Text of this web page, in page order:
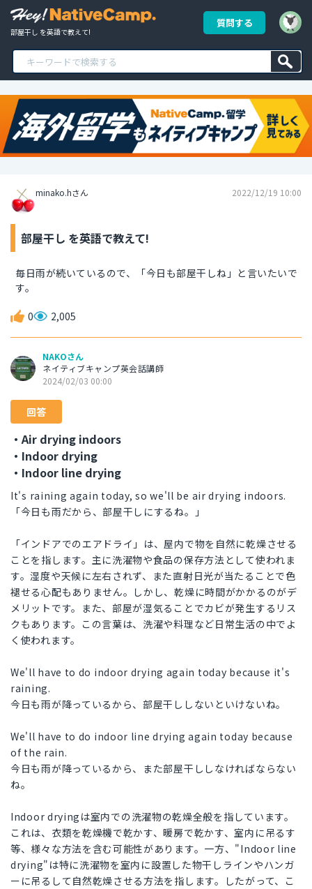
部屋干し を英語で教えて!
質問する
minako.hさん 2022/12/19 10:00
部屋干し を英語で教えて!
毎日雨が続いているので、「今日も部屋干しね」と言いたいで
す。
0 2,005
NAKOさん
ネイティブキャンプ英会話講師
2024/02/03 00:00
回答
・Air drying indoors
・Indoor drying
・Indoor line drying
It's raining again today, so we'll be air drying indoors.
「今日も雨だから、部屋干しにするね。」
「インドアでのエアドライ」は、屋内で物を自然に乾燥させる
ことを指します。主に洗濯物や食品の保存方法として使われま
す。湿度や天候に左右されず、また直射日光が当たることで色
褪せる心配もありません。しかし、乾燥に時間がかかるのがデ
メリットです。また、部屋が湿気ることでカビが発生するリス
クもあります。この言葉は、洗濯や料理など日常生活の中でよ
く使われます。
We'll have to do indoor drying again today because it's
raining.
今日も雨が降っているから、部屋干ししないといけないね。
We'll have to do indoor line drying again today because
of the rain.
今日も雨が降っているから、また部屋干ししなければならない
ね。
Indoor dryingは室内での洗濯物の乾燥全般を指しています。
これは、衣類を乾燥機で乾かす、暖房で乾かす、室内に吊るす
等、様々な方法を含む可能性があります。一方、"Indoor line
drying"は特に洗濯物を室内に設置した物干しラインやハンガ
ーに吊るして自然乾燥させる方法を指します。したがって、こ